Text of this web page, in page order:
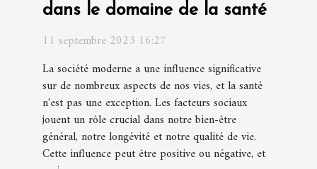
dans le domaine de la santé
11 septembre 2023 16:27
La société moderne a une influence significative
sur de nombreux aspects de nos vies, et la santé
n'est pas une exception. Les facteurs sociaux
jouent un rôle crucial dans notre bien-être
général, notre longévité et notre qualité de vie.
Cette influence peut être positive ou négative, et